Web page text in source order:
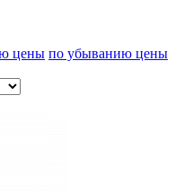
цены по убыванию цены